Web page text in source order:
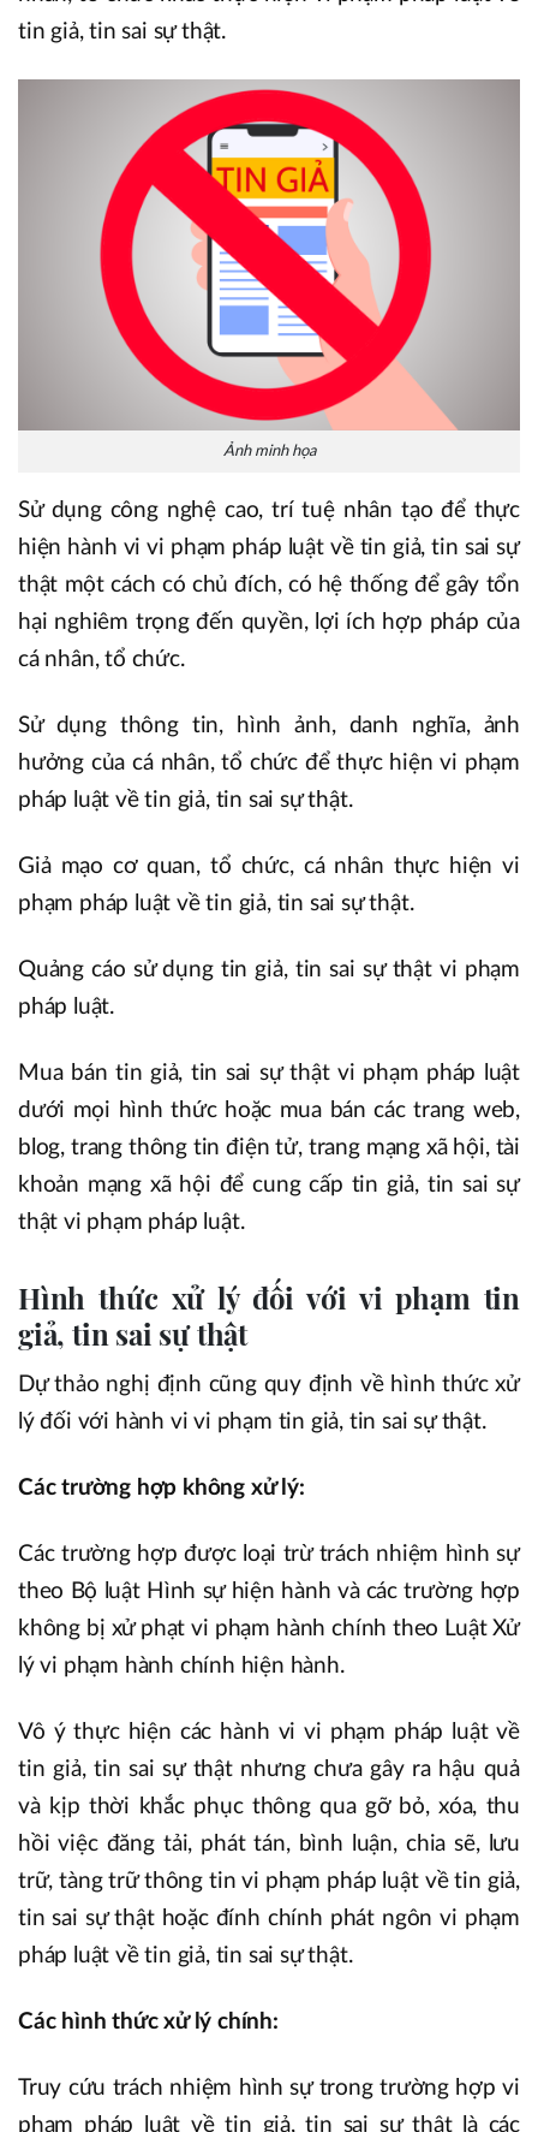
tin giả, tin sai sự thật.
Ảnh minh họa
Sử dụng công nghệ cao, trí tuệ nhân tạo để thực
hiện hành vi vi phạm pháp luật về tin giả, tin sai sự
thật một cách có chủ đích, có hệ thống để gây tổn
hại nghiêm trọng đến quyền, lợi ích hợp pháp của
cá nhân, tổ chức.
Sử dụng thông tin, hình ảnh, danh nghĩa, ảnh
hưởng của cá nhân, tổ chức để thực hiện vi phạm
pháp luật về tin giả, tin sai sự thật.
Giả mạo cơ quan, tổ chức, cá nhân thực hiện vi
phạm pháp luật về tin giả, tin sai sự thật.
Quảng cáo sử dụng tin giả, tin sai sự thật vi phạm
pháp luật.
Mua bán tin giả, tin sai sự thật vi phạm pháp luật
dưới mọi hình thức hoặc mua bán các trang web,
blog, trang thông tin điện tử, trang mạng xã hội, tài
khoản mạng xã hội để cung cấp tin giả, tin sai sự
thật vi phạm pháp luật.
Hình thức xử lý đối với vi phạm tin
giả, tin sai sự thật
Dự thảo nghị định cũng quy định về hình thức xử
lý đối với hành vi vi phạm tin giả, tin sai sự thật.
Các trường hợp không xử lý:
Các trường hợp được loại trừ trách nhiệm hình sự
theo Bộ luật Hình sự hiện hành và các trường hợp
không bị xử phạt vi phạm hành chính theo Luật Xử
lý vi phạm hành chính hiện hành.
Vô ý thực hiện các hành vi vi phạm pháp luật về
tin giả, tin sai sự thật nhưng chưa gây ra hậu quả
và kịp thời khắc phục thông qua gỡ bỏ, xóa, thu
hồi việc đăng tải, phát tán, bình luận, chia sẽ, lưu
trữ, tàng trữ thông tin vi phạm pháp luật về tin giả,
tin sai sự thật hoặc đính chính phát ngôn vi phạm
pháp luật về tin giả, tin sai sự thật.
Các hình thức xử lý chính:
Truy cứu trách nhiệm hình sự trong trường hợp vi
phạm pháp luật về tin giả, tin sai sự thật là các